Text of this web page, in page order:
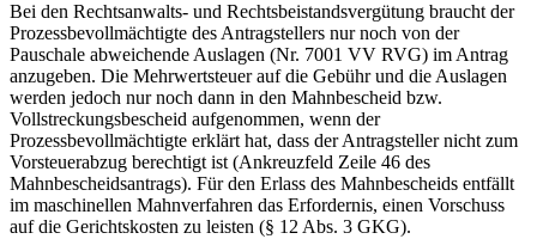
Bei den Rechtsanwalts- und Rechtsbeistandsvergütung braucht der
Prozessbevollmächtigte des Antragstellers nur noch von der
Pauschale abweichende Auslagen (Nr. 7001 VV RVG) im Antrag
anzugeben. Die Mehrwertsteuer auf die Gebühr und die Auslagen
werden jedoch nur noch dann in den Mahnbescheid bzw.
Vollstreckungsbescheid aufgenommen, wenn der
Prozessbevollmächtigte erklärt hat, dass der Antragsteller nicht zum
Vorsteuerabzug berechtigt ist (Ankreuzfeld Zeile 46 des
Mahnbescheidsantrags). Für den Erlass des Mahnbescheids entfällt
im maschinellen Mahnverfahren das Erfordernis, einen Vorschuss
auf die Gerichtskosten zu leisten (§ 12 Abs. 3 GKG).